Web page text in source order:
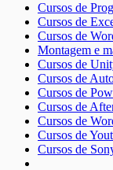
Cursos de
Cursos de
Cursos de
Montagem e
Cursos de
Cursos de
Cursos de
Cursos de
Cursos de
Cursos de
Cursos de